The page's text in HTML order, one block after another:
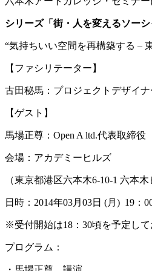
シリーズ「街・人を変えるソーシ
“気持ちいい空間を再構築する –
【ファシリテーター】
古田秘馬：プロジェクトデザイナ
【ゲスト】
馬場正尊：Open A ltd.代表取締役
会場：アカデミーヒルズ
（東京都港区六本木6-10-1 六本
日時：2014年03月03日 (月) 19：
※受付開始は18：30頃を予定して
プログラム：